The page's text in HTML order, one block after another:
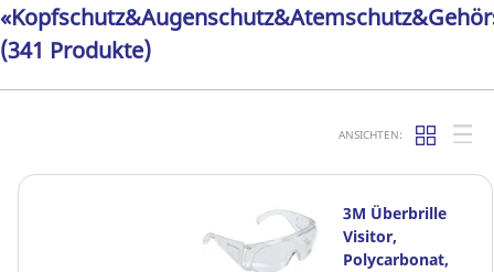
(341 Produkte)
ANSICHTEN:
3M Überbrille
Visitor,
Polycarbonat,